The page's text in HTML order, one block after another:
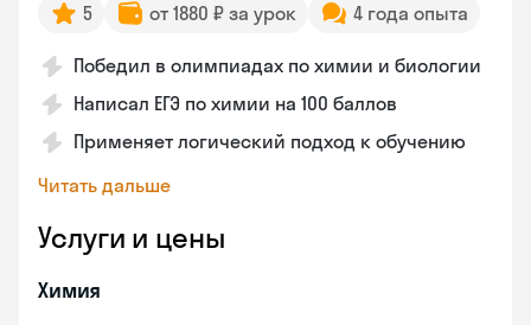
5 от 1880 ₽ за урок 4 года опыта
Победил в олимпиадах по химии и биологии
Написал ЕГЭ по химии на 100 баллов
Применяет логический подход к обучению
Читать дальше
Услуги и цены
Химия